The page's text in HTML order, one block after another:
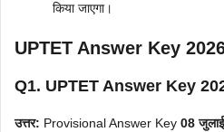
किया जाएगा।
UPTET Answer Key
Q1. UPTET Answer Key
उत्तर: Provisional Answer Key 08